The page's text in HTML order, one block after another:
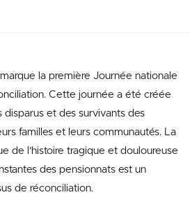
la première Journée nationale
Cette journée a été créée
disparus et des survivants des
familles et leurs communautés. La
de l’histoire tragique et douloureuse
des pensionnats est un
de réconciliation.